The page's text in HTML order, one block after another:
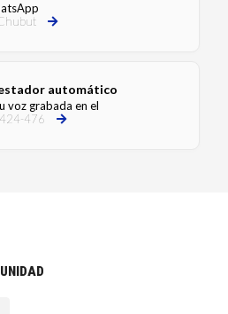
automático
voz grabada en el
476